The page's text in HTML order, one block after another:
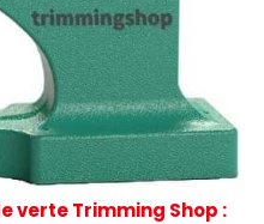
verte Trimming Shop :